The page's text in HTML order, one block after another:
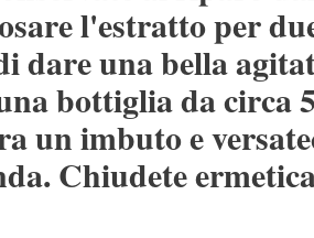
l'estratto per
dare una bella
bottiglia da circa
un imbuto e
Chiudete